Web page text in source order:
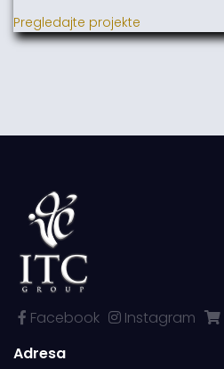
Pregledajte projekte
Facebook Instagram
Adresa